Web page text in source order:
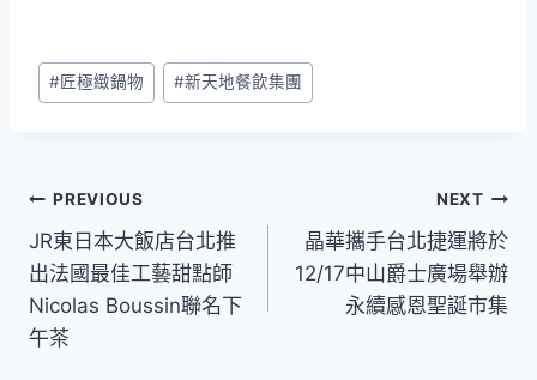
Post
Tags:
#匠極緻鍋物 #新天地餐飲集團
文
章
導
覽
PREVIOUS
JR東日本大飯店台北推
出法國最佳工藝甜點師
Nicolas Boussin聯名下
午茶
NEXT
晶華攜手台北捷運將於
12/17中山爵士廣場舉辦
永續感恩聖誕市集